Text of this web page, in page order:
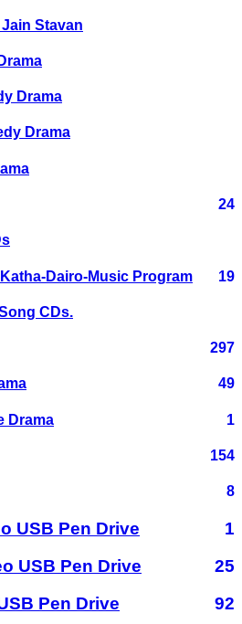
Stavan
Drama
Drama
24
Dairo-Music Program 19
CDs.
297
49
Drama 1
154
8
USB Pen Drive
1
USB Pen Drive
25
Pen Drive
92